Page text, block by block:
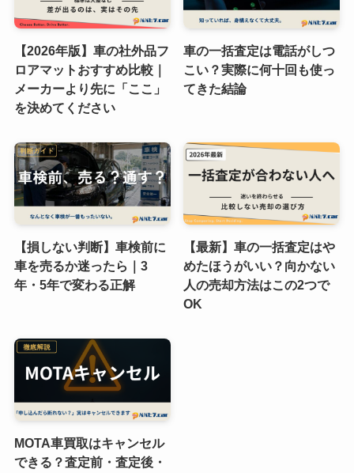
【2026年版】車の社外品フ
ロアマットおすすめ比較｜
メーカーより先に「ここ」
を決めてください
車の一括査定は電話がしつ
こい？実際に何十回も使っ
てきた結論
【損しない判断】車検前に
車を売るか迷ったら｜3
年・5年で変わる正解
【最新】車の一括査定はや
めたほうがいい？向かない
人の売却方法はこの2つで
OK
MOTA車買取はキャンセル
できる？査定前・査定後・